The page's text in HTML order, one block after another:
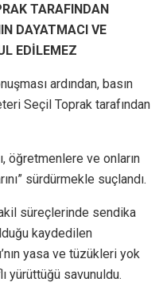
TARAFINDAN
DAYATMACI VE
EDİLEMEZ
ardından, basın
Seçil Toprak tarafından
öğretmenlere ve onların
sürdürmekle suçlandı.
süreçlerinde sendika
kaydedilen
yasa ve tüzükleri yok
yürüttüğü savunuldu.